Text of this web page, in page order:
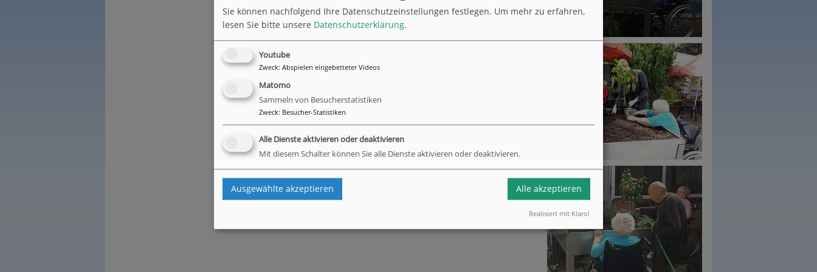
Bewohner sich schon richtig freuen."
Sie können nachfolgend Ihre Datenschutzeinstellungen festlegen. Um mehr zu erfahren,
lesen Sie bitte unsere Datenschutzerklärung.
Youtube
Zweck: Abspielen eingebetteter Videos
Matomo
Sammeln von Besucherstatistiken
Zweck: Besucher-Statistiken
Alle Dienste aktivieren oder deaktivieren
Mit diesem Schalter können Sie alle Dienste aktivieren oder deaktivieren.
Ausgewählte akzeptieren Alle akzeptieren
Realisiert mit Klaro!